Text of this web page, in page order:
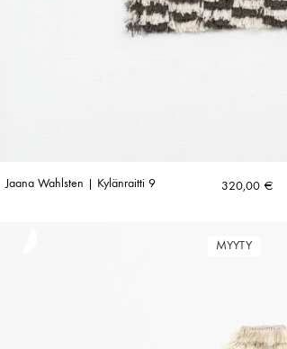
Jaana Wahlsten | Kylänraitti 9 320,00 €
MYYTY